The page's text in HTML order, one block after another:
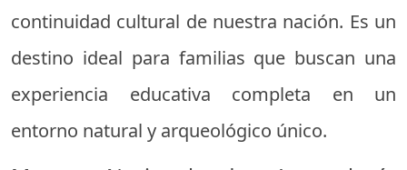
continuidad cultural de nuestra nación. Es un
destino ideal para familias que buscan una
experiencia educativa completa en un
entorno natural y arqueológico único.